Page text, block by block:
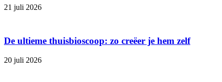
21 juli 2026
De ultieme thuisbioscoop: zo creëer je hem zelf
20 juli 2026